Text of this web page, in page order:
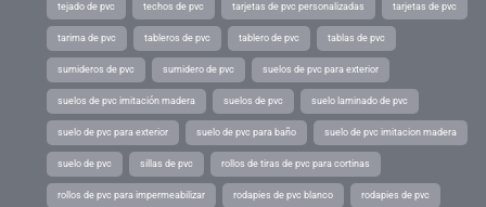
tejado de pvc techos de pvc tarjetas de pvc personalizadas tarjetas de pvc
tarima de pvc tableros de pvc tablero de pvc tablas de pvc
sumideros de pvc sumidero de pvc suelos de pvc para exterior
suelos de pvc imitación madera suelos de pvc suelo laminado de pvc
suelo de pvc para exterior suelo de pvc para baño suelo de pvc imitacion madera
suelo de pvc sillas de pvc rollos de tiras de pvc para cortinas
rollos de pvc para impermeabilizar rodapies de pvc blanco rodapies de pvc